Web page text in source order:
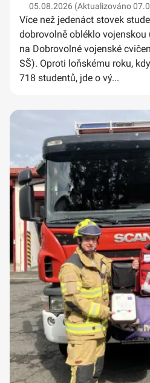
05.08.2026 (Aktualizováno
Více než jedenáct stovek
dobrovolně obléklo
na Dobrovolné vojenské
SŠ). Oproti loňskému roku,
718 studentů, jde o vý...